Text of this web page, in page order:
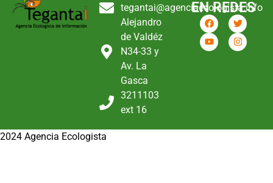
tegantai@agenciaecologista.info
Alejandro
de Valdéz
N34-33 y
Av. La
Gasca
3211103
ext 16
EN REDES
2024 Agencia Ecologista